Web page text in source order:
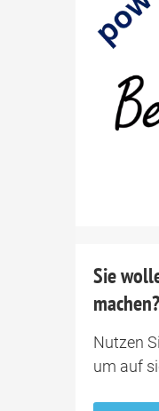
Sie
machen?
Nutzen
um auf